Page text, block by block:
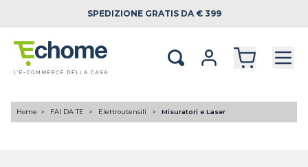
SPEDIZIONE GRATIS DA € 399
Home FAI DA TE Elettroutensili Misuratori e Laser